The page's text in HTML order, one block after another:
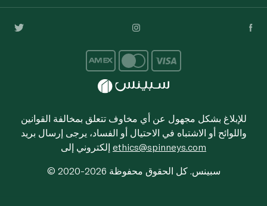
للإبلاغ بشكل مجهول عن أي مخاوف تتعلق بمخالفة القوانين
واللوائح أو الاشتباه في الاحتيال أو الفساد، يرجى إرسال بريد
ethics@spinneys.com
© 2020-2026 سبينس. كل الحقوق محفوظة